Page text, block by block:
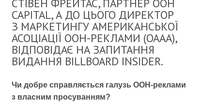
СТІВЕН ФРЕЙТАС, ПАРТНЕР OOH
CAPITAL, А ДО ЦЬОГО ДИРЕКТОР
З МАРКЕТИНГУ АМЕРИКАНСЬКОЇ
АСОЦІАЦІЇ OOH-РЕКЛАМИ (OAAA),
ВІДПОВІДАЄ НА ЗАПИТАННЯ
ВИДАННЯ BILLBOARD INSIDER.
Чи добре справляється галузь OOH-реклами
з власним просуванням?